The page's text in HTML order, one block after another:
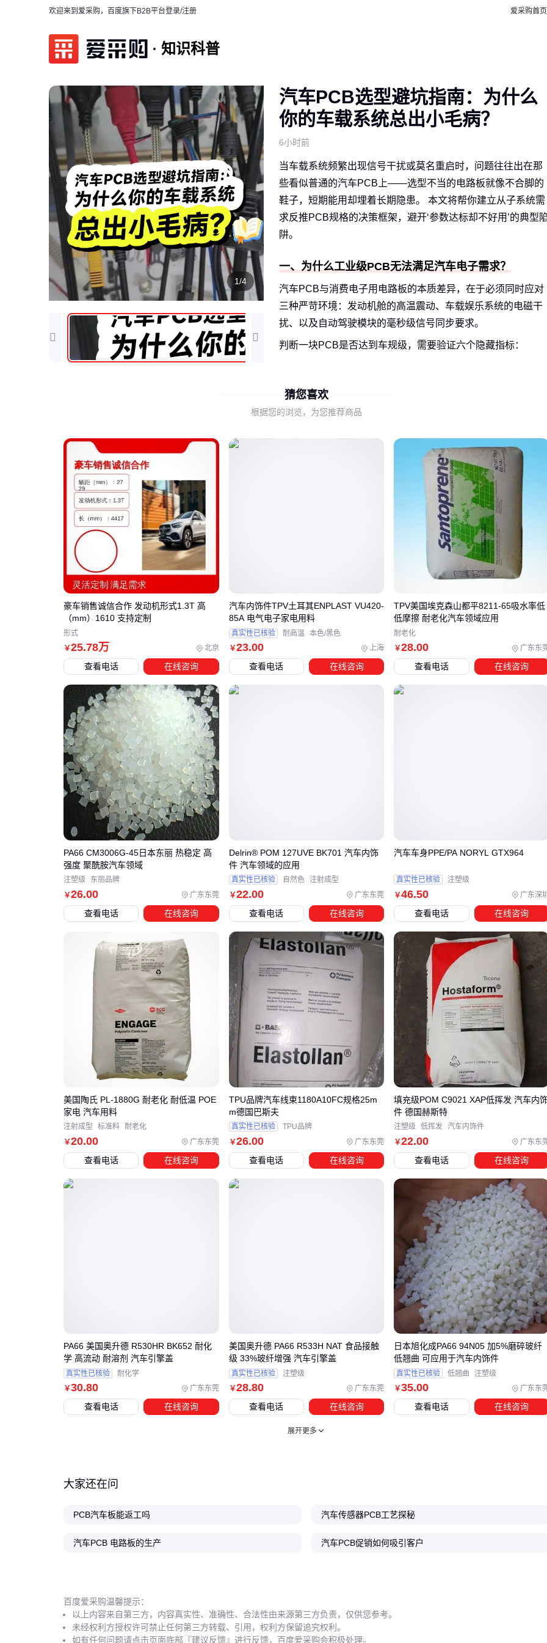
欢迎来到爱采购，百度旗下B2B平台登录/注册 爱采购首页
知识科普
1/4
汽车PCB选型避坑指南：为什么
你的车载系统总出小毛病？
6小时前
当车载系统频繁出现信号干扰或莫名重启时，问题往往出在那
些看似普通的汽车PCB上——选型不当的电路板就像不合脚的
鞋子，短期能用却埋着长期隐患。 本文将帮你建立从子系统需
求反推PCB规格的决策框架，避开‘参数达标却不好用’的典型
阱。
一、为什么工业级PCB无法满足汽车电子需求？
汽车PCB与消费电子用电路板的本质差异，在于必须同时应对
三种严苛环境：发动机舱的高温震动、车载娱乐系统的电磁干
扰、以及自动驾驶模块的毫秒级信号同步要求。
判断一块PCB是否达到车规级，需要验证六个隐藏指标：
高频振动环境下的阻抗稳定性
盐雾腐蚀后的绝缘电阻值
长期湿热环境中的介质损耗
这些特性在普通参数表中往往被简化为‘耐高温’‘抗震动’等笼统
描述，而这正是后续系统小毛病的根源。
二、ECU与车载充电机对PCB的核心需求差异
不同汽车电子模块对PCB的性能需求呈现明显分化：发动机控
制单元(ECU)要求微秒级信号同步，而车载充电机更关注大电
专项优化的PCB。
以车载充电机为例，其PCB必须满足：
功率模块的铜厚与通流能力匹配
高频开关区域的介电常数稳定性
散热片安装面的平面度精度
作环境与核心功能，避免因性能错配导致后续维护成本增加。
针对不同场景的PCB选型路径：
电池管理系统（BMS）：优先选择6层以上厚铜板，确保大
电流通路的散热均匀性
电子控制单元（ECU）：需匹配防水连接器接口，并验证高
频信号层的阻抗控制
车载传感器：侧重微细线路加工精度，避免信号衰减
LED照明模块：考虑铜基板的导热系数与光学反射要求
雷达系统：高频材料的选择比层数更重要
实际采购中常出现两种误区：一是过度追求高规格导致成本浪
费，二是用工业级PCB替代车规级产品。建议通过供应商提供
的温度循环测试报告和振动实验数据，验证其方案是否真实满
足汽车电子可靠性标准。
四、为什么主材达标但生产良率仍不理想？
汽车PCB的可靠性不仅取决于板材本身，更与生产环境的工艺
控制密切相关。许多采购方在选型时过度关注基材参数，却忽
关键配套设备需满足三项核心要求：防静电处理确保敏感元器
件不受损伤，精密焊接工艺适应高密度引脚布局，多层板检测
选择性焊接设备与AOI光学检测是汽车PCB产线标配，但不同
发动机ECU板需重点配置X光检测设备排查BGA焊点空洞
激光焊锡机
处理高频信号线路
LED控制板依赖锡膏印刷机 的精度控制
这些配套的缺失往往在批量生产时才会暴露，提前规划能避免
产能爬坡期的反复调试。
操作环节的静电防护同样关键。普通工业手套在接触汽车PCB
时可能产生千伏级静电，损坏CMOS器件。专业
蚀。这些因素会加速焊点疲劳、铜箔剥离等失效模式。
安装固定方案需要根据位置特性调整：
猜您喜欢
根据您的浏览，为您推荐商品
￥25.78万 北京
豪车销售诚信合作 发动机形式1.3T 高
（mm）1610 支持定制
形式
查看电话 在线咨询
￥23.00 上海
汽车内饰件TPV土耳其ENPLAST VU420-
85A 电气电子家电用料
真实性已核验 耐高温 本色/黑色
查看电话 在线咨询
￥28.00 广东东
TPV美国埃克森山都平8211-65吸水率低
低摩擦 耐老化汽车领域应用
耐老化
查看电话 在线咨询
￥26.00 广东东莞
PA66 CM3006G-45日本东丽 热稳定 高
强度 聚酰胺汽车领域
注塑级 东丽品牌
查看电话 在线咨询
￥22.00 广东东莞
Delrin® POM 127UVE BK701 汽车内饰
件 汽车领域的应用
真实性已核验 自然色 注射成型
查看电话 在线咨询
￥46.50 广东深
汽车车身PPE/PA NORYL GTX964
真实性已核验 注塑级
查看电话 在线咨询
￥20.00 广东东莞
美国陶氏 PL-1880G 耐老化 耐低温 POE
家电 汽车用料
注射成型 标准料 耐老化
查看电话 在线咨询
￥26.00 广东东莞
TPU品牌汽车线束1180A10FC规格25m
m德国巴斯夫
真实性已核验 TPU品牌
查看电话 在线咨询
￥22.00 广东东
填充级POM C9021 XAP低挥发 汽车内
件 德国赫斯特
注塑级 低挥发 汽车内饰件
查看电话 在线咨询
￥30.80 广东东莞
PA66 美国奥升德 R530HR BK652 耐化
学 高流动 耐溶剂 汽车引擎盖
真实性已核验 耐化学
查看电话 在线咨询
￥28.80 广东东莞
美国奥升德 PA66 R533H NAT 食品接触
级 33%玻纤增强 汽车引擎盖
真实性已核验 注塑级
查看电话 在线咨询
￥35.00 广东东
日本旭化成PA66 94N05 加5%磨碎玻纤
低翘曲 可应用于汽车内饰件
真实性已核验 低翘曲 注塑级
查看电话 在线咨询
展开更多
大家还在问
PCB汽车板能返工吗 汽车传感器PCB工艺探秘
汽车PCB 电路板的生产 汽车PCB促销如何吸引客户
百度爱采购温馨提示：
以上内容来自第三方，内容真实性、准确性、合法性由来源第三方负责，仅供您参考。
未经权利方授权许可禁止任何第三方转载、引用，权利方保留追究权利。
如有任何问题请点击页面底部『建议反馈』进行反馈，百度爱采购会积极处理。